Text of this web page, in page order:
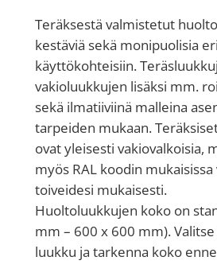
Teräksestä valmistetut
kestäviä sekä monipuolisia
käyttökohteisiin.
vakioluukkujen lisäksi mm.
sekä ilmatiiviinä malleina
tarpeiden mukaan.
ovat yleisesti vakiovalkoisia,
myös RAL koodin mukaisissa
toiveidesi mukaisesti.
Huoltoluukkujen koko on
mm – 600 x 600 mm).
luukku ja tarkenna koko